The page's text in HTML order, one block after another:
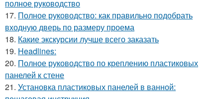
полное руководство
17. Полное руководство: как правильно подобрать
входную дверь по размеру проема
18. Какие экскурсии лучше всего заказать
19. Headlines:
20. Полное руководство по креплению пластиковых
панелей к стене
21. Установка пластиковых панелей в ванной: